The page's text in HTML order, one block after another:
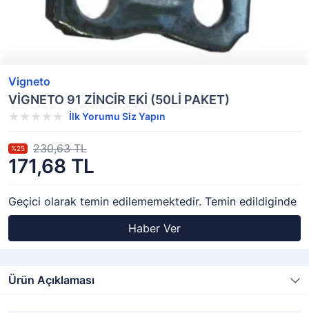
Vigneto
VİGNETO 91 ZİNCİR EKİ (50Lİ PAKET)
İlk Yorumu Siz Yapın
171,68 TL
%25 230,63 TL
Geçici olarak temin edilememektedir. Temin edildiginde
Haber Ver
Ürün Açıklaması